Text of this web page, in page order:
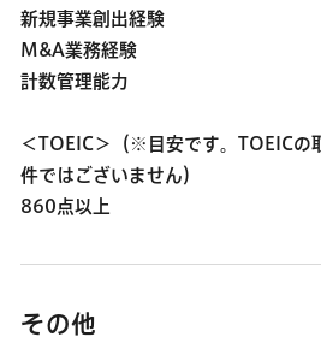
新規事業創出経験
M&A業務経験
計数管理能力
＜TOEIC＞（※目安です。TOEICの
件ではございません）
860点以上
その他